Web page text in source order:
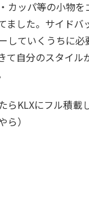
カッパ等の小物を
ました。サイドバ
していくうちに
て自分のスタイル
らKLXにフル積載
）